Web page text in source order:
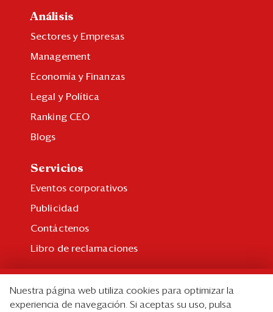
Análisis
Sectores y Empresas
Management
Economía y Finanzas
Legal y Política
Ranking CEO
Blogs
Servicios
Eventos corporativos
Publicidad
Contáctenos
Libro de reclamaciones
Suscripción individual
Nuestra página web utiliza cookies para optimizar la
experiencia de navegación. Si aceptas su uso, pulsa